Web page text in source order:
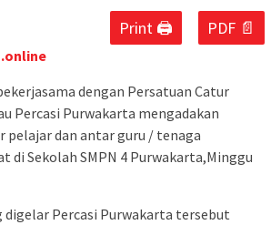
Print 🖨 PDF 📄
dengan Persatuan Catur
Percasi Purwakarta mengadakan
pelajar dan antar guru / tenaga
di Sekolah SMPN 4 Purwakarta,Minggu
digelar Percasi Purwakarta tersebut